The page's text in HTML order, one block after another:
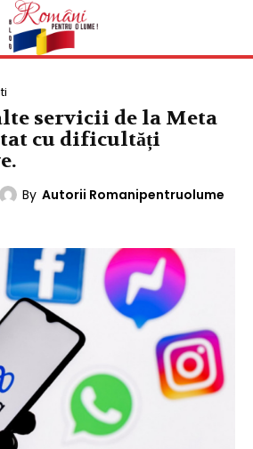
servicii de la Meta
cu dificultăți
By Autorii Romanipentruolume